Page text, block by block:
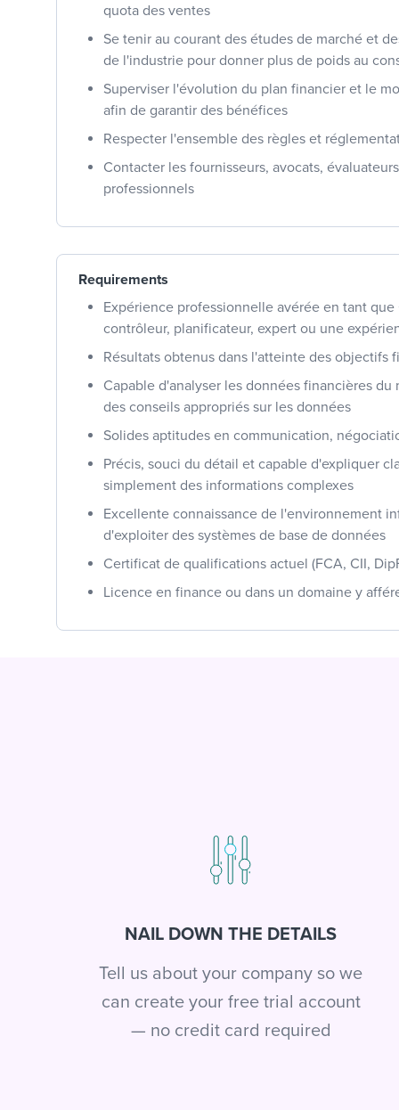
quota des ventes
Se tenir au courant des études de marché et
de l'industrie pour donner plus de poids au
Superviser l'évolution du plan financier et le
afin de garantir des bénéfices
Respecter l'ensemble des règles et
Contacter les fournisseurs, avocats,
professionnels
Requirements
Expérience professionnelle avérée en tant
contrôleur, planificateur, expert ou une
Résultats obtenus dans l'atteinte des objectifs
Capable d'analyser les données financières
des conseils appropriés sur les données
Solides aptitudes en communication,
Précis, souci du détail et capable d'expliquer
simplement des informations complexes
Excellente connaissance de l'environnement
d'exploiter des systèmes de base de données
Certificat de qualifications actuel (FCA, CII,
Licence en finance ou dans un domaine y
NAIL DOWN THE DETAILS
Tell us about your company so we
can create your free trial account
— no credit card required